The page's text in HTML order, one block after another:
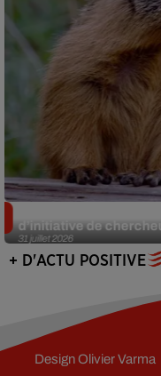
31 juillet 2026
d’initiative de
+ D'ACTU POSITIVE
DesignOlivier Varma